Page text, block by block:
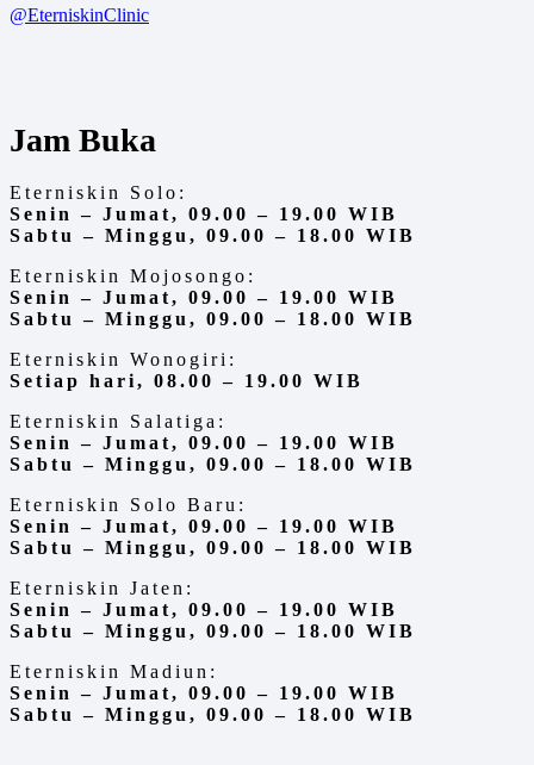
@EterniskinClinic
Jam Buka
Eterniskin Solo:
Senin – Jumat, 09.00 – 19.00 WIB
Sabtu – Minggu, 09.00 – 18.00 WIB
Eterniskin Mojosongo:
Senin – Jumat, 09.00 – 19.00 WIB
Sabtu – Minggu, 09.00 – 18.00 WIB
Eterniskin Wonogiri:
Setiap hari, 08.00 – 19.00 WIB
Eterniskin Salatiga:
Senin – Jumat, 09.00 – 19.00 WIB
Sabtu – Minggu, 09.00 – 18.00 WIB
Eterniskin Solo Baru:
Senin – Jumat, 09.00 – 19.00 WIB
Sabtu – Minggu, 09.00 – 18.00 WIB
Eterniskin Jaten:
Senin – Jumat, 09.00 – 19.00 WIB
Sabtu – Minggu, 09.00 – 18.00 WIB
Eterniskin Madiun:
Senin – Jumat, 09.00 – 19.00 WIB
Sabtu – Minggu, 09.00 – 18.00 WIB